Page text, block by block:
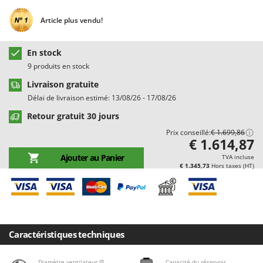
Cisailles à gazon à batterie
Cisailles taille-haies manuelles
Climatiseurs
Compresseurs d'air électriques
Compresseurs pour la récolte des olives et la taille
Coupe-bordures - Trimmers
Couveuses à œufs
Cultivateurs Tiller à ressorts - Extirpateurs
D
Découpeurs plasma
Batavia
Benassi
Beper
Berkel
Bernardi
Bertolini Pumps
Bestway
Beta tools
Bissell
Blue Bird
Article plus vendu!
En stock
9 produits en stock
Livraison gratuite
Délai de livraison estimé: 13/08/26 - 17/08/26
Retour gratuit 30 jours
Prix conseillé:€ 1.699,86
Ajouter au Panier
€ 1.614,87
TVA incluse
€ 1.345,73 Hors taxes (HT)
Caractéristiques techniques